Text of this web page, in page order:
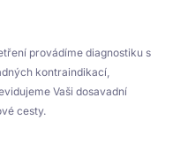
provádíme diagnostiku s
kontraindikací,
Vaši dosavadní
cesty.